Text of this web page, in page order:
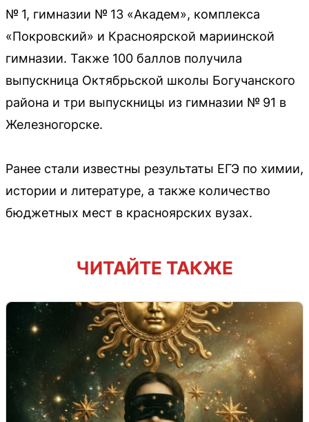
№ 1, гимназии № 13 «Академ», комплекса
«Покровский» и Красноярской мариинской
гимназии. Также 100 баллов получила
выпускница Октябрьской школы Богучанского
района и три выпускницы из гимназии № 91 в
Железногорске.
Ранее стали известны результаты ЕГЭ по химии,
истории и литературе, а также количество
бюджетных мест в красноярских вузах.
ЧИТАЙТЕ ТАКЖЕ